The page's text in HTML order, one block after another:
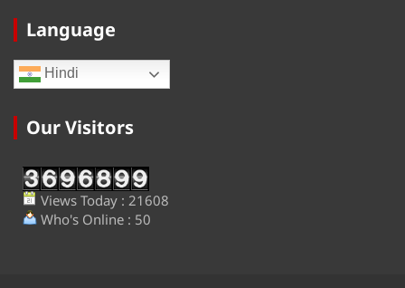
Language
Hindi
Our Visitors
Views Today : 21608
Who's Online : 50